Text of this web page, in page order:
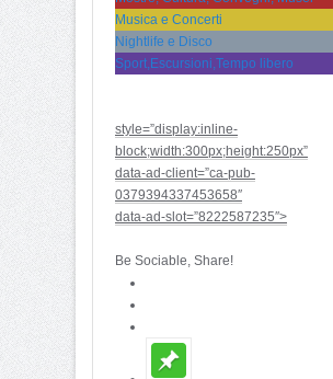
Musica e Concerti
Nightlife e Disco
Sport,Escursioni,Tempo libero
style=”display:inline-
block;width:300px;height:250px”
data-ad-client=”ca-pub-
0379394337453658″
data-ad-slot=”8222587235″>
Be Sociable, Share!